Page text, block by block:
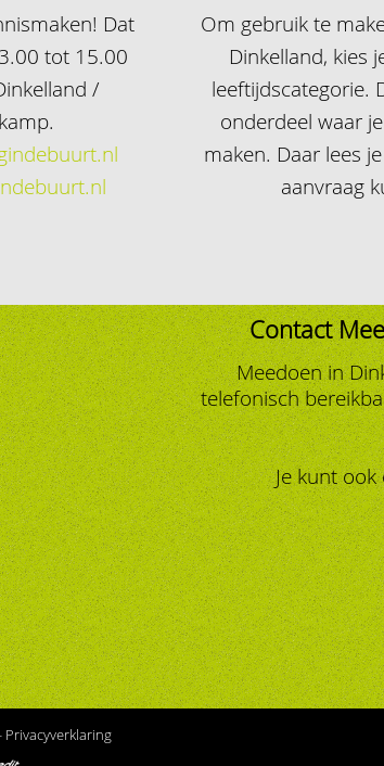
Dat
tot 15.00
/
Om gebruik te
Dinkelland, kies
leeftijdscategorie.
onderdeel waar
maken. Daar lees
aanvraag
Contact
Meedoen in
telefonisch
Je kunt
Privacyverklaring